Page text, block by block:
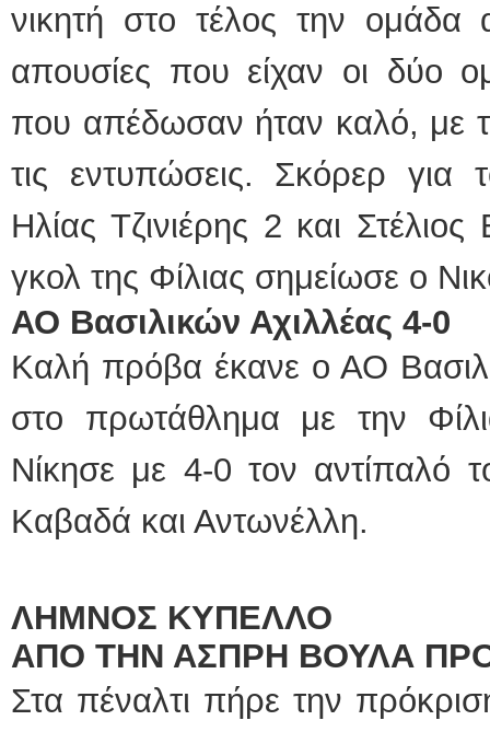
νικητή στο τέλος την
απουσίες που είχαν οι δύο
που απέδωσαν ήταν καλό, με
τις εντυπώσεις. Σκόρερ για
Ηλίας Τζινιέρης 2 και
γκολ της Φίλιας σημείωσε ο
ΑΟ Βασιλικών Αχιλλέας 4-0
Καλή πρόβα έκανε ο ΑΟ
στο πρωτάθλημα με την
Νίκησε με 4-0 τον αντίπαλό
Καβαδά και Αντωνέλλη.
ΛΗΜΝΟΣ ΚΥΠΕΛΛΟ
ΑΠΟ ΤΗΝ ΑΣΠΡΗ ΒΟΥΛΑ
Στα πέναλτι πήρε την